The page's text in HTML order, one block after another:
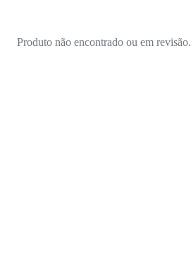
Produto não encontrado ou em revisão.